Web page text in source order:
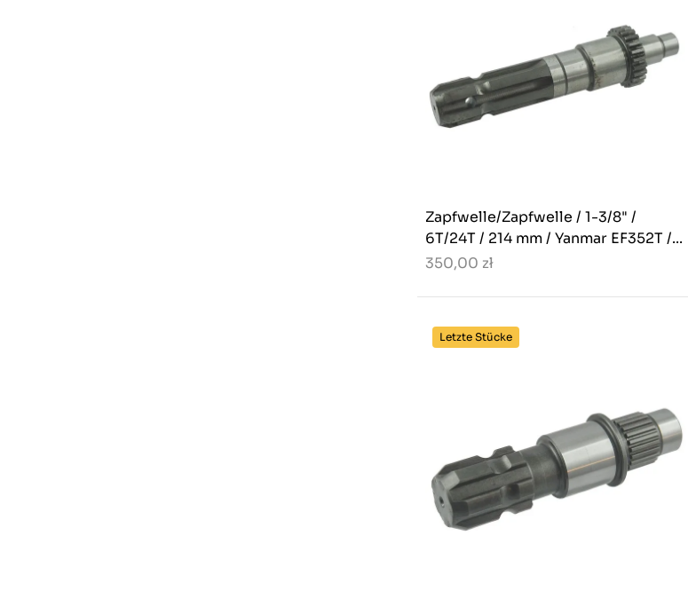
Zapfwelle/Zapfwelle / 1-3/8" /
6T/24T / 214 mm / Yanmar EF352T /...
350,00 zł
Letzte Stücke